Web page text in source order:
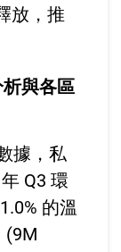
放，推
與各區
據，私
Q3 環
的溫
(9M